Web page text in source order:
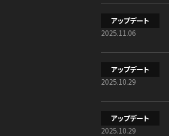
アップデート
2025.11.06
アップデート
2025.10.29
アップデート
2025.10.29